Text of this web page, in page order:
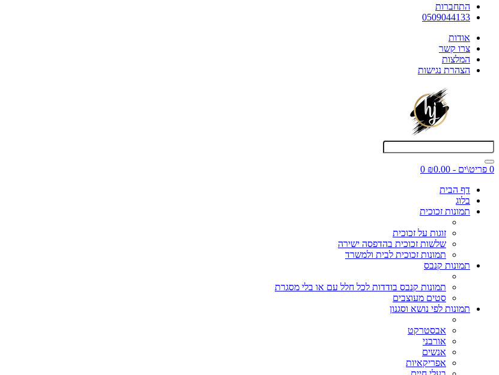
התחברות
0509044133
אודות
צרו קשר
המלצות
הצהרת נגישות
0 פריט\ים - ₪0.00
0
דף הבית
בלוג
תמונות זכוכית
זוגות על זכוכית
שלשות זכוכית בהדפסה ישירה
תמונות זכוכית לבית ולמשרד
תמונות קנבס
תמונות קנבס בודדות לכל חלל עם או בלי מסגרת
סטים מעוצבים
תמונות לפי נושא וסגנון
אבסטרקט
אורבני
אנשים
אפריקאיות